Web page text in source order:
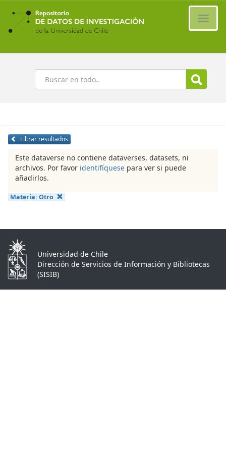
Ir
contenido
principal
Buscar
Filtrar resultados
Este dataverse no contiene dataverses, datasets, ni
archivos. Por favor identifíquese para ver si puede
añadirlos.
Materia: Otro
Universidad de Chile
Dirección de Servicios de Información y Bibliotecas
(SISIB)